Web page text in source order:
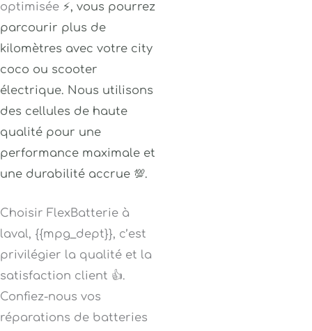
optimisée ⚡, vous pourrez
parcourir plus de
kilomètres avec votre city
coco ou scooter
électrique. Nous utilisons
des cellules de haute
qualité pour une
performance maximale et
une durabilité accrue 💯.
Choisir FlexBatterie à
laval, {{mpg_dept}}, c’est
privilégier la qualité et la
satisfaction client 👍.
Confiez-nous vos
réparations de batteries